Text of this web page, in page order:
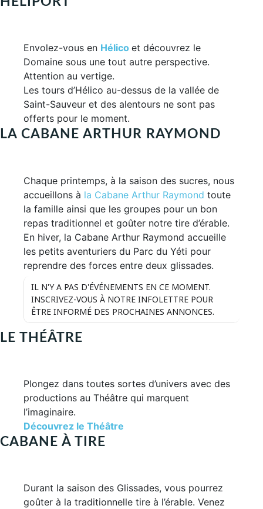
Envolez-vous en Hélico et découvrez le
Domaine sous une tout autre perspective.
Attention au vertige.
Les tours d’Hélico au-dessus de la vallée de
Saint-Sauveur et des alentours ne sont pas
offerts pour le moment.
LA CABANE ARTHUR RAYMOND
Chaque printemps, à la saison des sucres, nous
accueillons à la Cabane Arthur Raymond toute
la famille ainsi que les groupes pour un bon
repas traditionnel et goûter notre tire d’érable.
En hiver, la Cabane Arthur Raymond accueille
les petits aventuriers du Parc du Yéti pour
reprendre des forces entre deux glissades.
IL N'Y A PAS D'ÉVÉNEMENTS EN CE MOMENT.
INSCRIVEZ-VOUS À NOTRE INFOLETTRE POUR
ÊTRE INFORMÉ DES PROCHAINES ANNONCES.
LE THÉÂTRE
Plongez dans toutes sortes d’univers avec des
productions au Théâtre qui marquent
l’imaginaire.
Découvrez le Théâtre
CABANE À TIRE
Durant la saison des Glissades, vous pourrez
goûter à la traditionnelle tire à l’érable. Venez